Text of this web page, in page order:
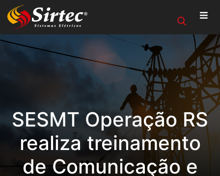
SESMT Operação RS
realiza treinamento
de Comunicação e